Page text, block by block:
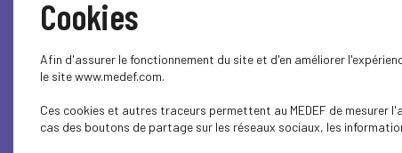
SOCIAL
SOCIAL
Cookies
Afin d'assurer le fonctionnement du site et d'en améliorer
le site www.medef.com.
Ces cookies et autres traceurs permettent au MEDEF de
cas des boutons de partage sur les réseaux sociaux, les